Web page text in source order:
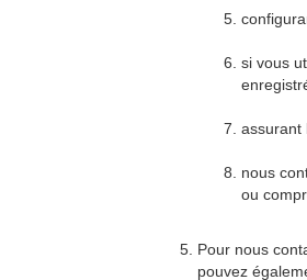
si vous
assurant
nous
ou
Pour nous
pouvez